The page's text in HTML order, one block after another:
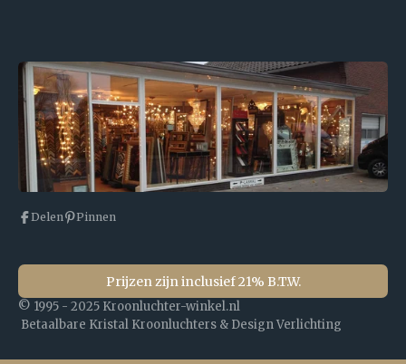
Delen Pinnen
Prijzen zijn inclusief 21% B.T.W.
© 1995 - 2025 Kroonluchter-winkel.nl
Betaalbare Kristal Kroonluchters & Design Verlichting